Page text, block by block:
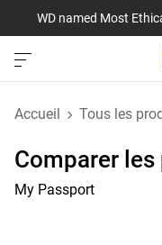
WD named Most
Accueil Tous les
Comparer
My Passport